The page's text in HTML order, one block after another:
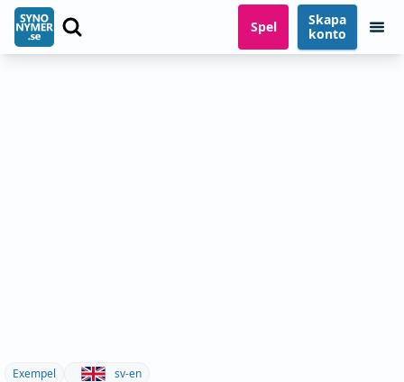
Spel
Skapa
konto
Exempel sv-en